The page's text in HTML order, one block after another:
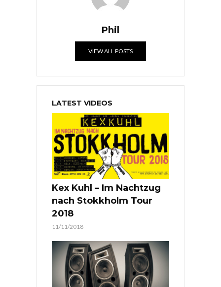
Phil
VIEW ALL POSTS
LATEST VIDEOS
Kex Kuhl – Im Nachtzug
nach Stokkholm Tour
2018
11/11/2018